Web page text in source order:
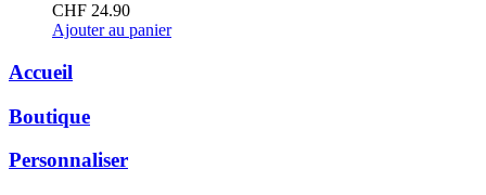
CHF 24.90
Ajouter au panier
Accueil
Boutique
Personnaliser